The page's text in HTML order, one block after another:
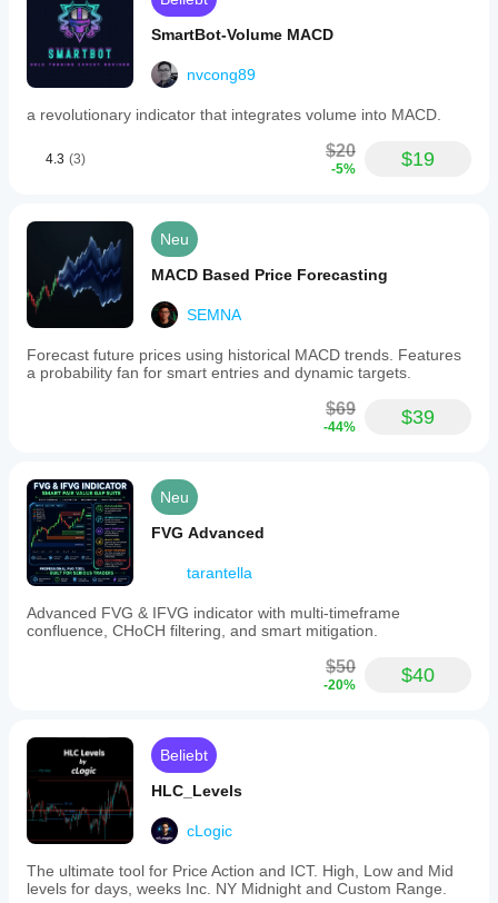
SmartBot-Volume MACD
nvcong89
a revolutionary indicator that integrates volume into MACD.
4.3 (3) $20
-5% $19
Neu
MACD Based Price Forecasting
SEMNA
Forecast future prices using historical MACD trends. Features
a probability fan for smart entries and dynamic targets.
$69
-44% $39
Neu
FVG Advanced
tarantella
Advanced FVG & IFVG indicator with multi-timeframe
confluence, CHoCH filtering, and smart mitigation.
$50
-20% $40
Beliebt
HLC_Levels
cLogic
The ultimate tool for Price Action and ICT. High, Low and Mid
levels for days, weeks Inc. NY Midnight and Custom Range.